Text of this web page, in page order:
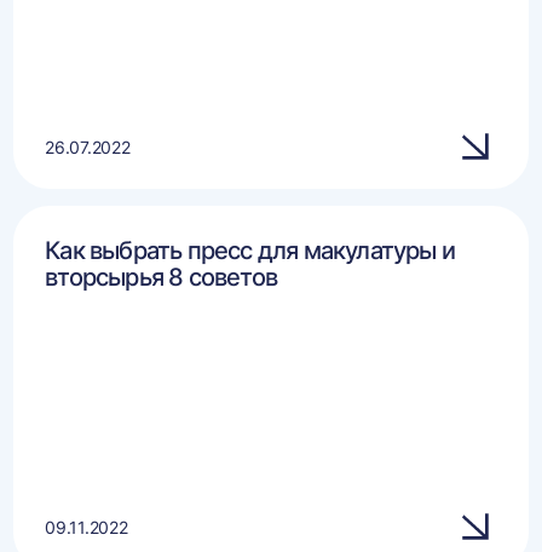
26.07.2022
Как выбрать пресс для макулатуры и
вторсырья 8 советов
09.11.2022